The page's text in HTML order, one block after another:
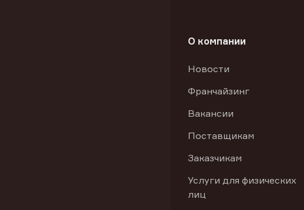
О компании
Новости
Франчайзинг
Вакансии
Поставщикам
Заказчикам
Услуги для физических
лиц